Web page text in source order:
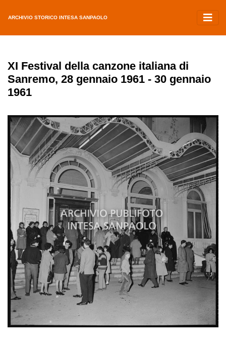
ARCHIVIO STORICO INTESA SANPAOLO
XI Festival della canzone italiana di
Sanremo, 28 gennaio 1961 - 30 gennaio
1961